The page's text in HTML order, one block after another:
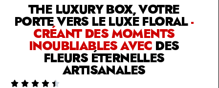
THE LUXURY BOX, VOTRE
PORTE VERS LE LUXE FLORAL-
CRÉANT DES MOMENTS
INOUBLIABLES AVEC DES
FLEURS ÉTERNELLES
ARTISANALES
    